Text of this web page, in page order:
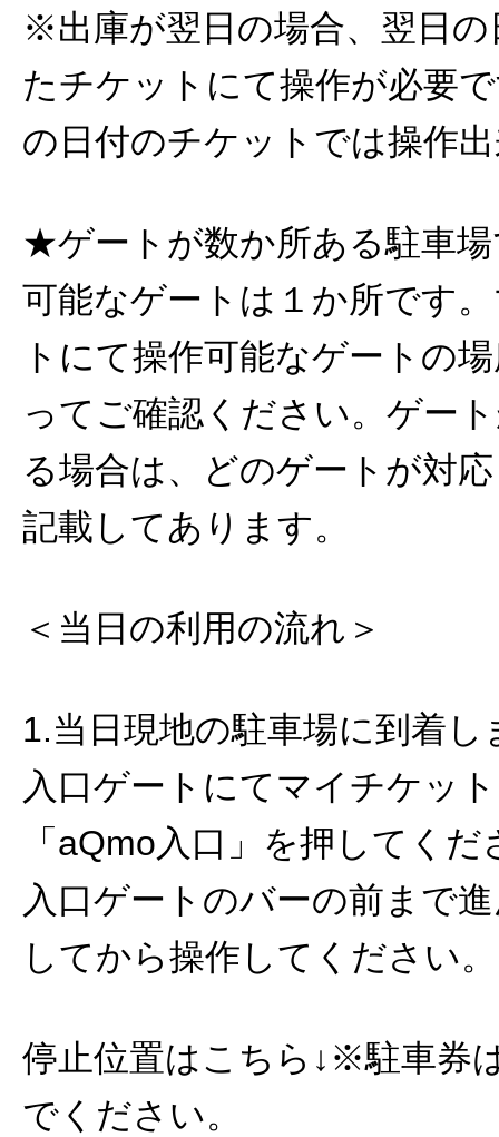
※出庫が翌日の場合、翌日の
たチケットにて操作が必要
の日付のチケットでは操作
★ゲートが数か所ある駐車
可能なゲートは１か所です
トにて操作可能なゲートの
ってご確認ください。ゲー
る場合は、どのゲートが対
記載してあります。
＜当日の利用の流れ＞
1.当日現地の駐車場に到着し
入口ゲートにてマイチケッ
「aQmo入口」を押してく
入口ゲートのバーの前まで
してから操作してください。
停止位置はこちら↓※駐車券
でください。